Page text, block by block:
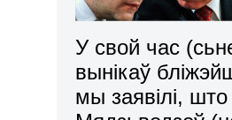
У свой час
вынікаў
мы заявілі,